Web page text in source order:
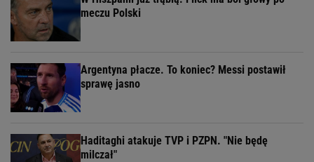
meczu Polski
Argentyna płacze. To koniec? Messi postawił
sprawę jasno
Haditaghi atakuje TVP i PZPN. "Nie będę
milczał"